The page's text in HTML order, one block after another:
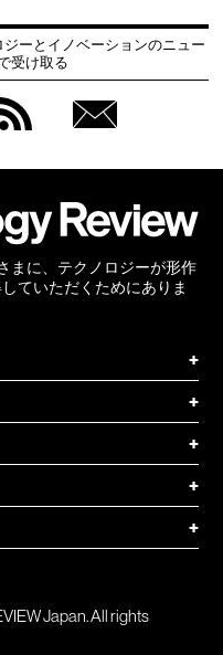
ーとイノベーションのニュー
受け取る
まに、テクノロジーが形作
ていただくためにありま
+
+
+
+
+
Japan. All rights